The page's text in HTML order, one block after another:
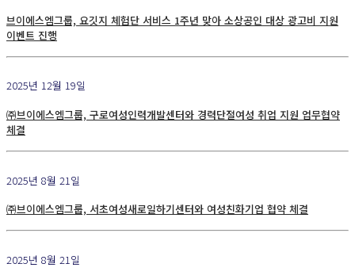
브이에스엠그룹, 요깃지 체험단 서비스 1주년 맞아 소상공인 대상 광고비 지원
이벤트 진행
2025년 12월 19일
㈜브이에스엠그룹, 구로여성인력개발센터와 경력단절여성 취업 지원 업무협약
체결
2025년 8월 21일
㈜브이에스엠그룹, 서초여성새로일하기센터와 여성친화기업 협약 체결
2025년 8월 21일